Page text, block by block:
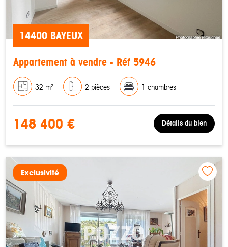
14400 BAYEUX
Appartement à vendre - Réf 5946
32 m² 2 pièces 1 chambres
148 400 € Détails du bien
Exclusivité